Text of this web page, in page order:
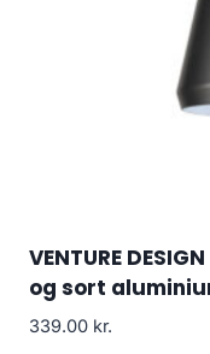
VENTURE
og sort
339.00 kr.